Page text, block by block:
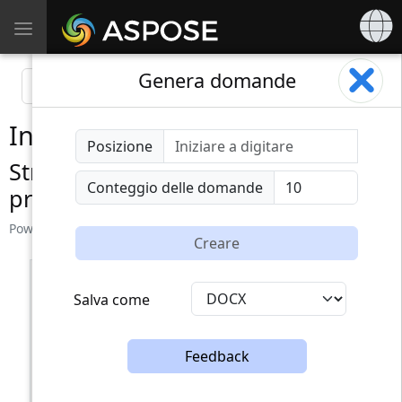
Toggle
navigation
Intervistatore dell'IA
Strumento altamente efficace per la
preparazione al colloquio
Powered byaspose.com,aspose.neteaspose.cloud
Genera domande
Posizione
Conteggio delle domande
Creare
Salva come
Feedback